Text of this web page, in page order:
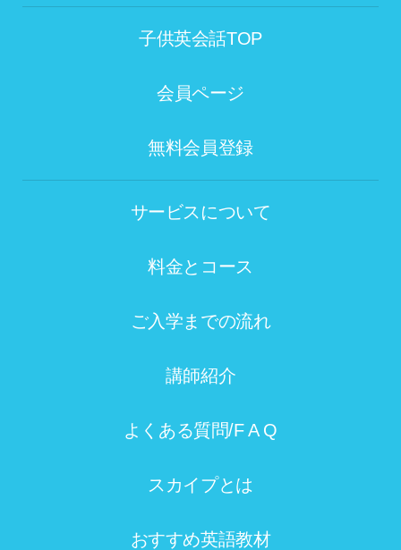
子供英会話TOP
会員ページ
無料会員登録
サービスについて
料金とコース
ご入学までの流れ
講師紹介
よくある質問/F A Q
スカイプとは
おすすめ英語教材